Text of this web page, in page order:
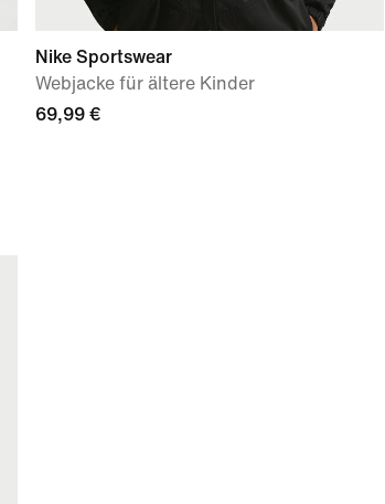
Nike Sportswear
Webjacke für ältere Kinder
69,99 €